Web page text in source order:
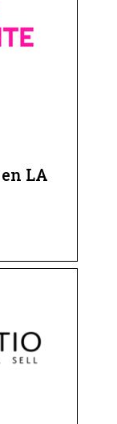
LA